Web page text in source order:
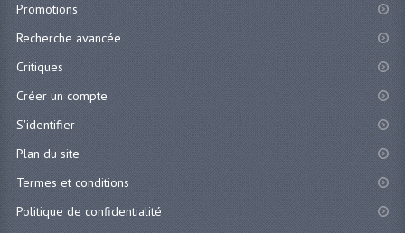
Promotions
Recherche avancée
Critiques
Créer un compte
S'identifier
Plan du site
Termes et conditions
Politique de confidentialité